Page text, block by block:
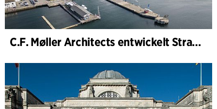
C.F. Møller Architects entwickelt Strategie für „Knutepunkt Larvik und Indre Havn“